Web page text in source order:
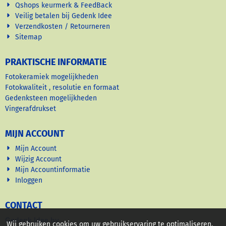
Qshops keurmerk & FeedBack
Veilig betalen bij Gedenk Idee
Verzendkosten / Retourneren
Sitemap
PRAKTISCHE INFORMATIE
Fotokeramiek mogelijkheden
Fotokwaliteit , resolutie en formaat
Gedenksteen mogelijkheden
Vingerafdrukset
MIJN ACCOUNT
Mijn Account
Wijzig Account
Mijn Accountinformatie
Inloggen
CONTACT
Gedenk Idee bv
Wij gebruiken cookies om uw gebruikservaring te optimaliseren,